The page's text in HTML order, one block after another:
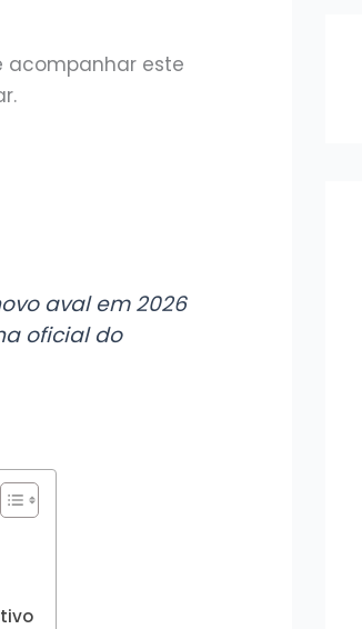
acompanhar este
aval em 2026
oficial do